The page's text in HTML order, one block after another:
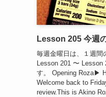
Lesson 205 今週
毎週金曜日は、１週
Lesson 201 〜 Lesson
す。 Opening Roza▶︎
Welcome back to
review.This is Akino